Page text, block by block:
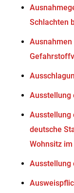
Schlachten
Ausstellung
Ausstellung
deutsche
Wohnsitz
Ausstellung